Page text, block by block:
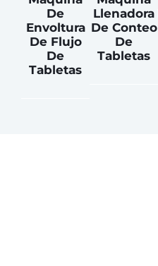
De
Envoltura
De Flujo
De
Tabletas
Llenadora
De Conteo
De
Tabletas